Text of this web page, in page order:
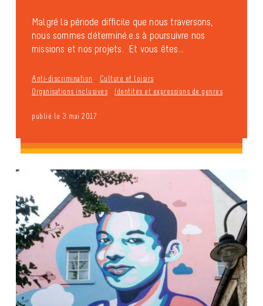
Malgré la période difficile que nous traversons,
nous sommes déterminé.e.s à poursuivre nos
missions et nos projets. Et vous êtes...
Anti-discrimination
Culture et loisirs
Organisations inclusives
Identités et expressions de genres
publié le 3 mai 2017